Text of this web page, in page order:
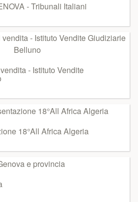
- Tribunali Italiani
- Istituto Vendite
18°All Africa Algeria